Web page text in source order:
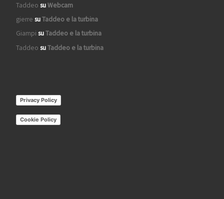
Taddeo suWebcam
gierre suTaddeo e la turbina
Giampi suTaddeo e la turbina
Taddeo suTaddeo e la turbina
Privacy Policy
Cookie Policy